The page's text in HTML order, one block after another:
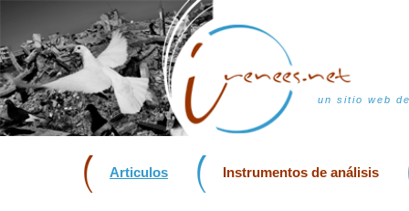
un sitio web
Articulos Instrumentos de análisis